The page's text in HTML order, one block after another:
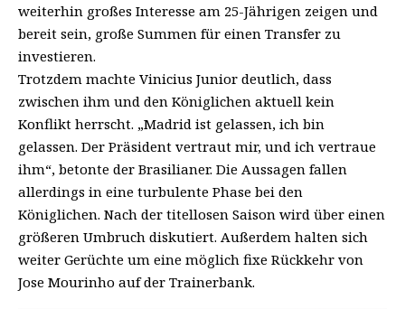
weiterhin großes Interesse am 25-Jährigen zeigen und
bereit sein, große Summen für einen Transfer zu
investieren.
Trotzdem machte Vinicius Junior deutlich, dass
zwischen ihm und den Königlichen aktuell kein
Konflikt herrscht. „Madrid ist gelassen, ich bin
gelassen. Der Präsident vertraut mir, und ich vertraue
ihm“, betonte der Brasilianer. Die Aussagen fallen
allerdings in eine turbulente Phase bei den
Königlichen. Nach der titellosen Saison wird über einen
größeren Umbruch diskutiert. Außerdem halten sich
weiter Gerüchte um eine möglich fixe Rückkehr von
Jose Mourinho auf der Trainerbank.